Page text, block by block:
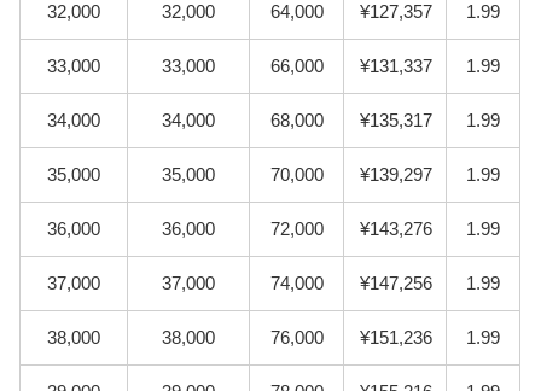
32,000 32,000 64,000 ¥127,357 1.99
33,000 33,000 66,000 ¥131,337 1.99
34,000 34,000 68,000 ¥135,317 1.99
35,000 35,000 70,000 ¥139,297 1.99
36,000 36,000 72,000 ¥143,276 1.99
37,000 37,000 74,000 ¥147,256 1.99
38,000 38,000 76,000 ¥151,236 1.99